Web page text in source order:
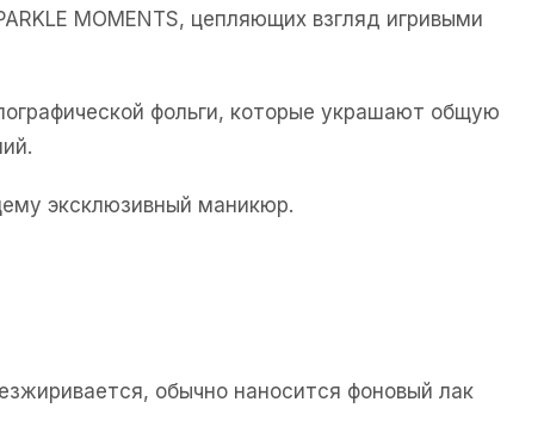
MOMENTS, цепляющих взгляд игривыми
фольги, которые украшают общую
эксклюзивный маникюр.
обычно наносится фоновый лак